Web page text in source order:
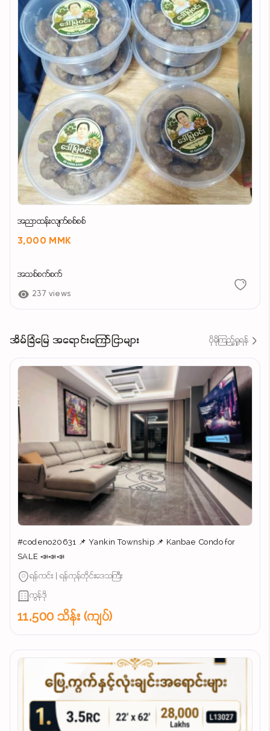
အညာထန်းလျက်စစ်စစ်
3,000 MMK
အသစ်စက်စက်
237 views
အိမ်ခြံမြေ အရောင်းကြော်ငြာများ ပိုမိုကြည့်ရှုရန်
#codeno20631 📌 Yankin Township 📌 Kanbae Condo for
SALE 📣📣📣
ရန်ကင်း | ရန်ကုန်တိုင်းဒေသကြီး
ကွန်ဒို
11,500 သိန်း (ကျပ်)